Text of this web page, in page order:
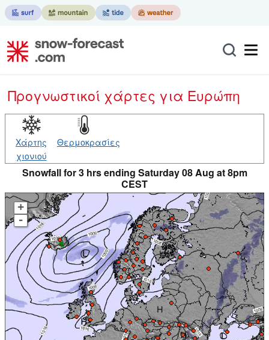
Προγνωστικοί χάρτες για Ευρώπη
Χάρτης
χιονιού
Θερμοκρασίες
Snowfall for 3 hrs ending Saturday 08 Aug at 8pm
CEST
+
-